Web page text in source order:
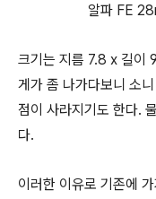
알파 FE
크기는 지름 7.8 x 길이
게가 좀 나가다보니 소
점이 사라지기도 한다.
다.
이러한 이유로 기존에